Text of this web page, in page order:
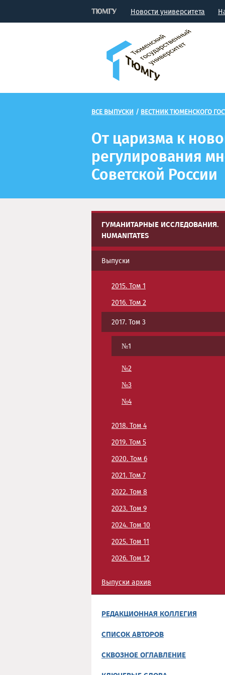
Новости университета
ВСЕ ВЫПУСКИ / ВЕСТНИК ТЮМЕНСКОГО
От царизма к
регулирования
Советской России
ГУМАНИТАРНЫЕ ИССЛЕДОВАНИЯ.
HUMANITATES
Выпуски
2015. Том 1
2016. Том 2
2017. Том 3
№1
№2
№3
№4
2018. Том 4
2019. Том 5
2020. Том 6
2021. Том 7
2022. Том 8
2023. Том 9
2024. Том 10
2025. Том 11
2026. Том 12
Выпуски архив
РЕДАКЦИОННАЯ КОЛЛЕГИЯ
СПИСОК АВТОРОВ
СКВОЗНОЕ ОГЛАВЛЕНИЕ